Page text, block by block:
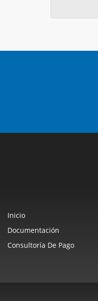
Inicio
Documentación
Consultoría De Pago